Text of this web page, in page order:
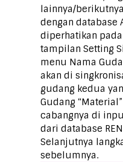
lainnya/
dengan database
diperhatikan
tampilan Setting
menu Nama
akan di
gudang kedua
Gudang
cabangnya di
dari database
Selanjutnya
sebelumnya.